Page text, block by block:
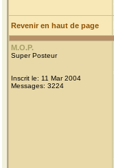
Revenir en haut de page
M.O.P.
Super Posteur
Inscrit le: 11 Mar 2004
Messages: 3224